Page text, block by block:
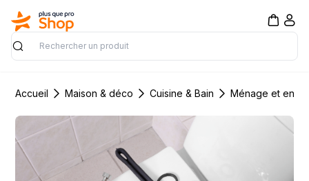
Rechercher
Accueil Maison & déco Cuisine & Bain Ménage et